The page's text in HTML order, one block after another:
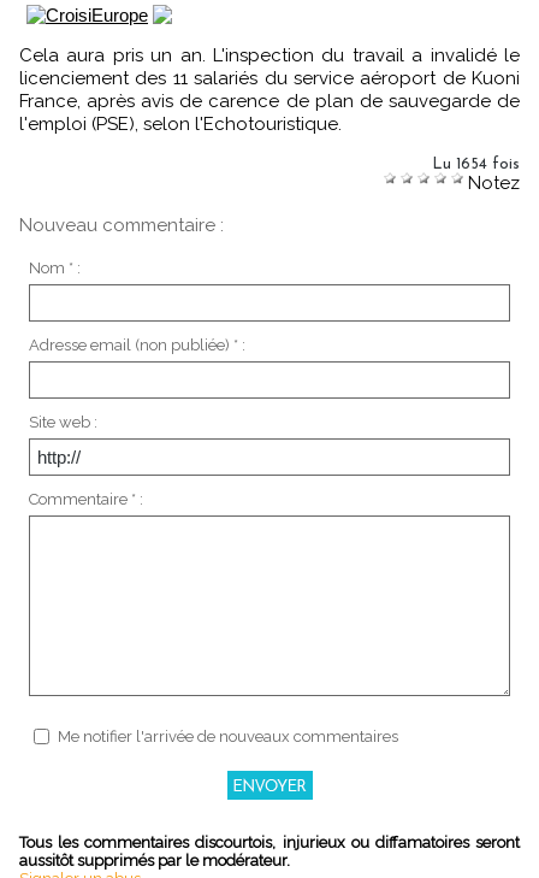
Cela aura pris un an. L'inspection du travail a invalidé le
licenciement des 11 salariés du service aéroport de Kuoni
France, après avis de carence de plan de sauvegarde de
l'emploi (PSE), selon l'Echotouristique.
Lu 1654 fois
Notez
Nouveau commentaire :
Nom * :
Adresse email (non publiée) * :
Site web :
Commentaire * :
Me notifier l'arrivée de nouveaux commentaires
Tous les commentaires discourtois, injurieux ou diffamatoires seront
aussitôt supprimés par le modérateur.